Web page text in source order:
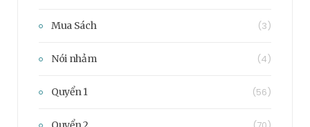
Mua Sách (3)
Nói nhảm (4)
Quyển 1 (56)